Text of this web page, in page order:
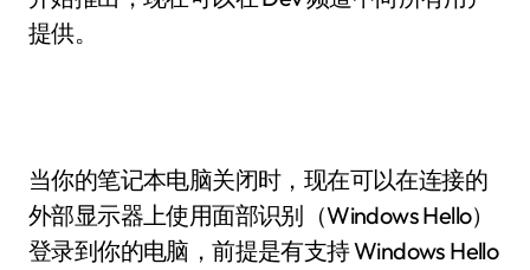
提供。
当你的笔记本电脑关闭时，现在可以在连接的
外部显示器上使用面部识别（Windows Hello）
登录到你的电脑，前提是有支持 Windows Hello